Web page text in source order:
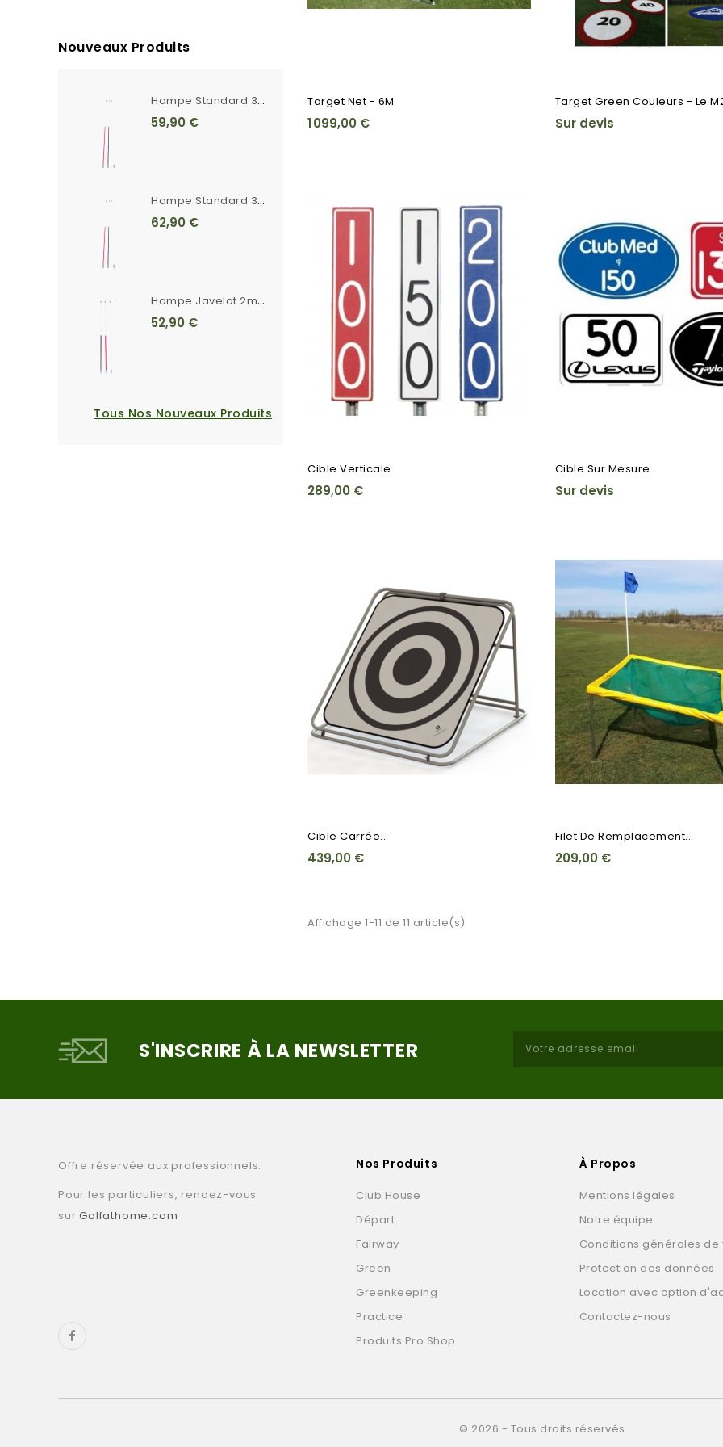
Nouveaux Produits
H
Ampe Standard 3m Unie Blanche Ferrule Crantée
59,90 €
H
Ampe Standard 3m Rayée Ferrule Crantée
62,90 €
H
Ampe Javelot 2m20 Unie Blanche Ferrule Crantée
52,90 €
Tous Nos Nouveaux Produits
Target Net - 6M
1 099,00 €
Target Green Couleurs - Le
Sur devis
Cible Verticale
289,00 €
Cible Sur Mesure
Sur devis
Cible Carrée...
439,00 €
Filet De Remplacement...
209,00 €
Affichage 1-11 de 11 article(s)
S'INSCRIRE À LA NEWSLETTER
Offre réservée aux professionnels.
Pour les particuliers, rendez-vous
surGolfathome.com
Nos Produits
Club House
Départ
Fairway
Green
Greenkeeping
Practice
Produits Pro Shop
À Propos
Mentions légales
Notre équipe
Conditions générales de
Protection des données
Location avec option
Contactez-nous
© 2026 - Tous droits réservés